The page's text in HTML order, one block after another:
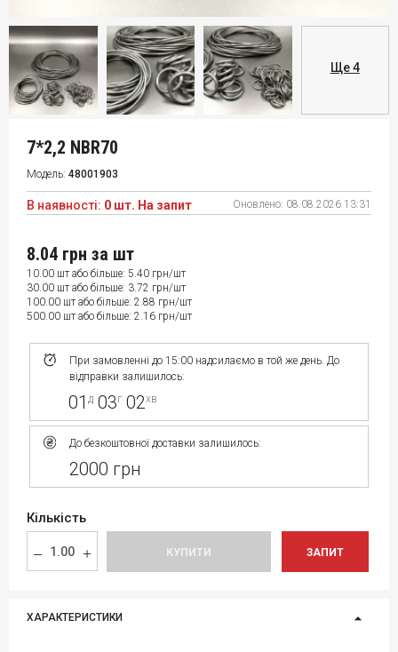
Ще 4
7*2,2 NBR70
Модель: 48001903
В наявності: 0 шт. На запит Оновлено: 08.08.2026 13:31
При замовленні до 15:00 надсилаємо в той же день. До
відправки залишилось:
01д 03г 02хв
До безкоштовної доставки залишилось:
2000 грн
8.04 грн за шт
10.00 шт або більше: 5.40 грн/шт
30.00 шт або більше: 3.72 грн/шт
100.00 шт або більше: 2.88 грн/шт
500.00 шт або більше: 2.16 грн/шт
Кількість
КУПИТИ ЗАПИТ
ХАРАКТЕРИСТИКИ